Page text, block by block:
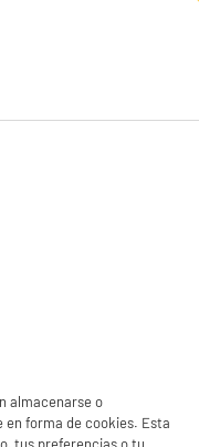
header-icon-text
account
almacenarse o
forma de cookies. Esta
tus preferencias o tu